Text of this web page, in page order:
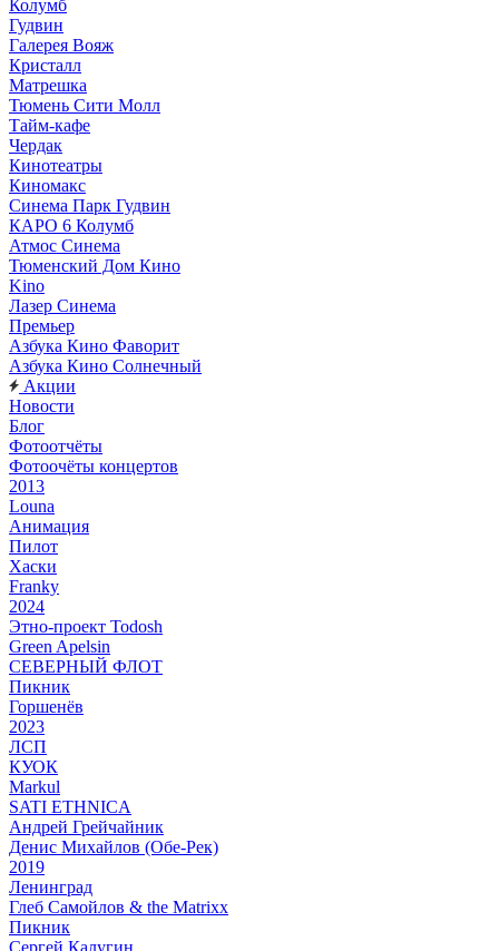
Колумб
Гудвин
Галерея Вояж
Кристалл
Матрешка
Тюмень Сити Молл
Тайм-кафе
Чердак
Кинотеатры
Киномакс
Синема Парк Гудвин
КАРО 6 Колумб
Атмос Синема
Тюменский Дом Кино
Kino
Лазер Синема
Премьер
Азбука Кино Фаворит
Азбука Кино Солнечный
Акции
Новости
Блог
Фотоотчёты
Фотоочёты концертов
2013
Louna
Анимация
Пилот
Хаски
Franky
2024
Этно-проект Todosh
Green Apelsin
СЕВЕРНЫЙ ФЛОТ
Пикник
Горшенёв
2023
ЛСП
КУОК
Markul
SATI ETHNICA
Андрей Грейчайник
Денис Михайлов (Обе-Рек)
2019
Ленинград
Глеб Самойлов & the Matrixx
Пикник
Сергей Калугин